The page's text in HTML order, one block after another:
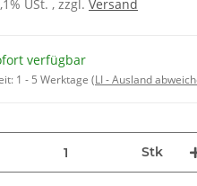
USt. , zzgl. Versand
verfügbar
1 - 5 Werktage (LI - Ausland
Stk